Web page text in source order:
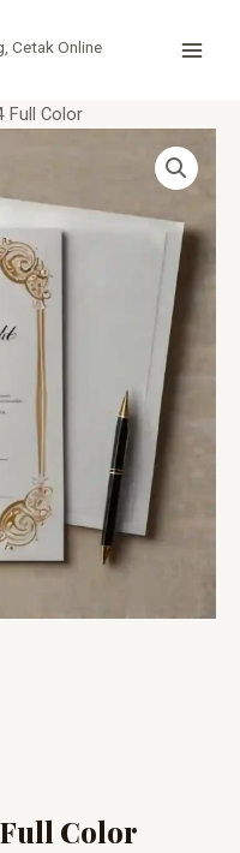
Cetak Online
Full Color
Color